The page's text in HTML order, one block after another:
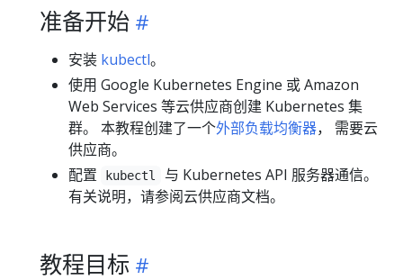
准备开始
安装 kubectl。
使用 Google Kubernetes Engine 或 Amazon
Web Services 等云供应商创建 Kubernetes 集
群。 本教程创建了一个外部负载均衡器， 需要云
供应商。
配置
kubectl
与 Kubernetes API 服务器通信。
有关说明，请参阅云供应商文档。
教程目标